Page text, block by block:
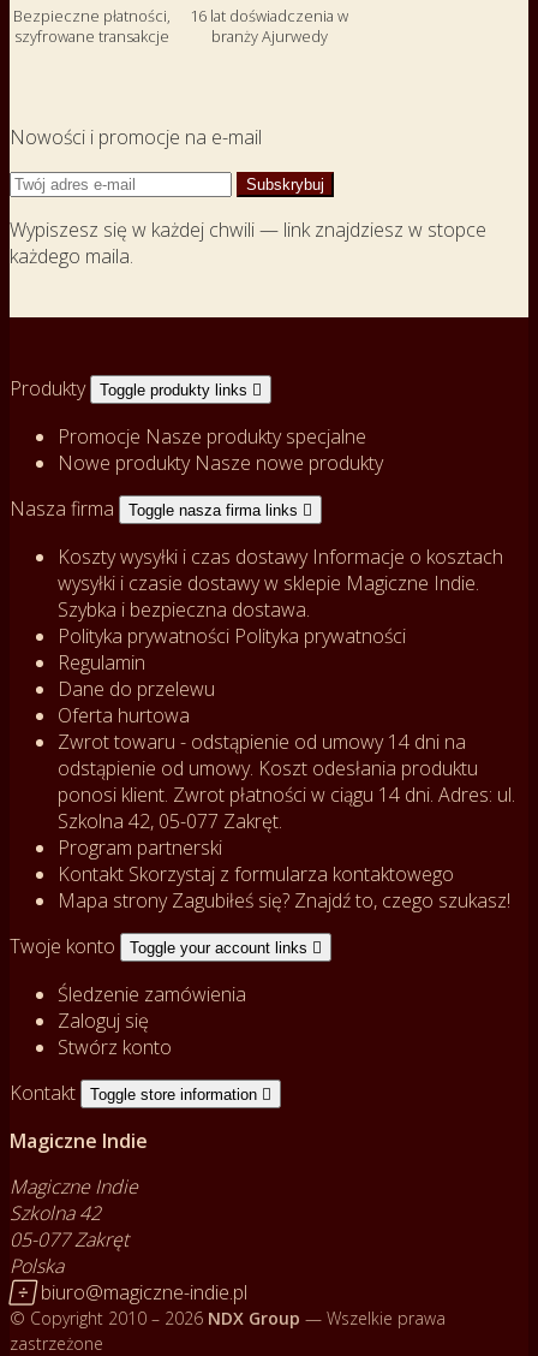
Bezpieczne płatności,
szyfrowane transakcje
16 lat doświadczenia w
branży Ajurwedy
Nowości i promocje na e-mail
Wypiszesz się w każdej chwili — link znajdziesz w stopce
każdego maila.
Produkty Toggle produkty links 
Promocje Nasze produkty specjalne
Nowe produkty Nasze nowe produkty
Nasza firma
Toggle nasza firma links 
Koszty wysyłki i czas dostawy Informacje o kosztach
wysyłki i czasie dostawy w sklepie Magiczne Indie.
Szybka i bezpieczna dostawa.
Polityka prywatności Polityka prywatności
Regulamin
Dane do przelewu
Oferta hurtowa
Zwrot towaru - odstąpienie od umowy14 dni na
odstąpienie od umowy. Koszt odesłania produktu
ponosi klient. Zwrot płatności w ciągu 14 dni. Adres: ul.
Szkolna 42, 05-077 Zakręt.
Program partnerski
Kontakt Skorzystaj z formularza kontaktowego
Mapa stronyZagubiłeś się? Znajdź to, czego szukasz!
Twoje konto
Toggle your account links 
Śledzenie zamówienia
Zaloguj się
Stwórz konto
Kontakt
Toggle store information 
Magiczne Indie
Magiczne Indie
Szkolna 42
05-077 Zakręt
Polska
 biuro@magiczne-indie.pl
© Copyright 2010 – 2026 NDX Group — Wszelkie prawa
zastrzeżone